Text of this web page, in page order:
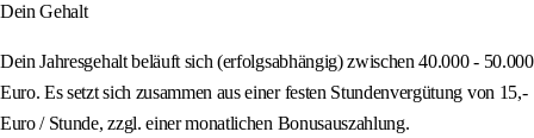
Dein Gehalt
Dein Jahresgehalt beläuft sich (erfolgsabhängig) zwischen 40.000 - 50.000
Euro. Es setzt sich zusammen aus einer festen Stundenvergütung von 15,-
Euro / Stunde, zzgl. einer monatlichen Bonusauszahlung.